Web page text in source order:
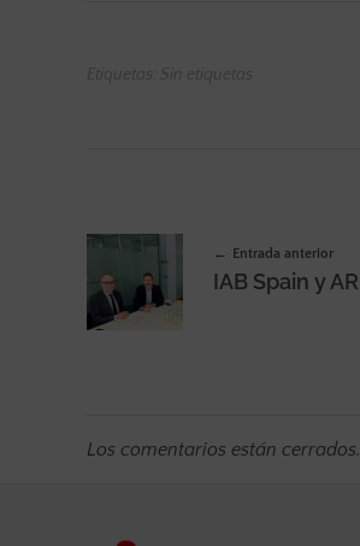
Etiquetas: Sin etiquetas
Entrada anterior
Los comentarios están cerrados.